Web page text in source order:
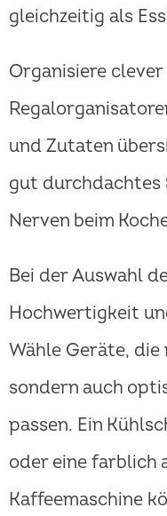
gleichzeitig als
Organisiere
und Zutaten
gut durchdachtes
Nerven beim
Bei der Auswahl
Hochwertigkeit
Wähle Geräte,
sondern auch
passen. Ein
oder eine farblich
Kaffeemaschine